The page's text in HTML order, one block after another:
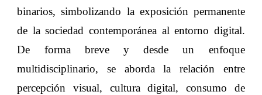
binarios, simbolizando la exposición permanente
de la sociedad contemporánea al entorno digital.
De forma breve y desde un enfoque
multidisciplinario, se aborda la relación entre
percepción visual, cultura digital, consumo de